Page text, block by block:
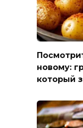
новому:
который